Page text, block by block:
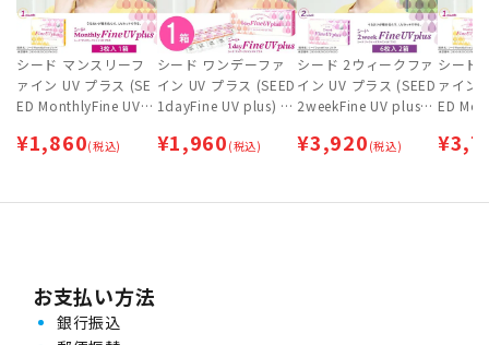
シード マンスリーフ
ァイン UV プラス (SE
ED MonthlyFine UV p
¥1,860(税込)
シード ワンデーファ
イン UV プラス (SEED
1dayFine UV plus) 3
¥1,960 (税込)
シード 2ウィークファ
イン UV プラス (SEED
2weekFine UV plus)
分]
¥3,920 (税込)
シード
ァイン
ED
月分]
¥
お支払い方法
銀行振込